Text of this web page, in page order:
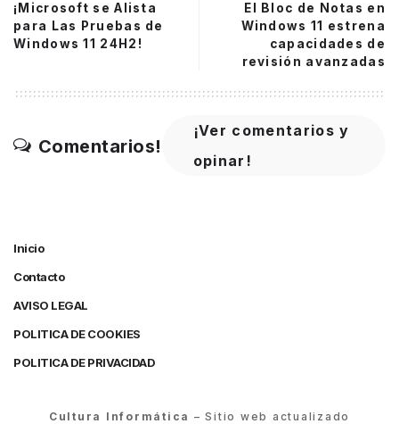
¡Microsoft se Alista
para Las Pruebas de
Windows 11 24H2!
El Bloc de Notas en
Windows 11 estrena
capacidades de
revisión avanzadas
Comentarios!
¡Ver comentarios y
opinar!
Inicio
Contacto
AVISO LEGAL
POLITICA DE COOKIES
POLITICA DE PRIVACIDAD
Cultura Informática – Sitio web actualizado